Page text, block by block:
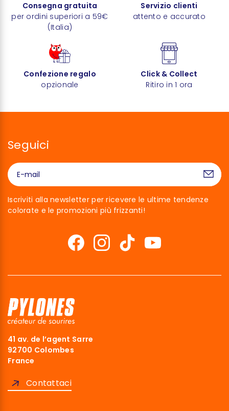
Consegna gratuita
per ordini superiori a 59€
(Italia)
Servizio clienti
attento e accurato
Confezione regalo
opzionale
Click & Collect
Ritiro in 1 ora
Seguici
Iscriviti alla newsletter per ricevere le ultime tendenze
colorate e le promozioni più frizzanti!
41 av. de l’agent Sarre
92700 Colombes
France
Contattaci